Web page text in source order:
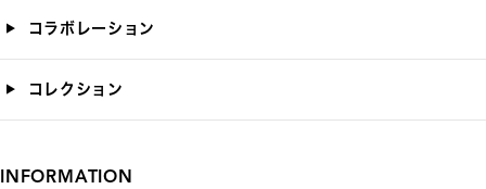
コラボレーション
コレクション
INFORMATION